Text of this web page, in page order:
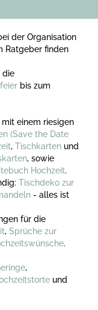
der Organisation
Ratgeber finden
die
bis zum
einem riesigen
(Save the Date
, Tischkarten und
, sowie
Hochzeit.
Tischdeko zur
- alles ist
für die
, Sprüche zur
.
,
und